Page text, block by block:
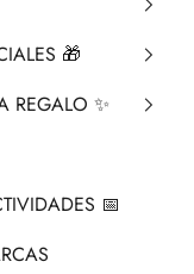
🎁
REGALO ✨
📅